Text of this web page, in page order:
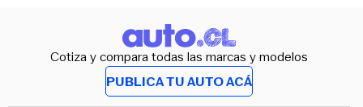
Cotiza y compara todas las marcas y modelos
PUBLICA TU AUTO ACÁ